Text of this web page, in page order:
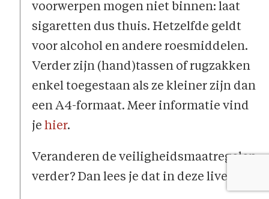
voorwerpen mogen niet binnen: laat
sigaretten dus thuis. Hetzelfde geldt
voor alcohol en andere roesmiddelen.
Verder zijn (hand)tassen of rugzakken
enkel toegestaan als ze kleiner zijn dan
een A4-formaat. Meer informatie vind
jehier.
Veranderen de veiligheidsmaatregelen
verder? Dan lees je dat in deze liveblog.